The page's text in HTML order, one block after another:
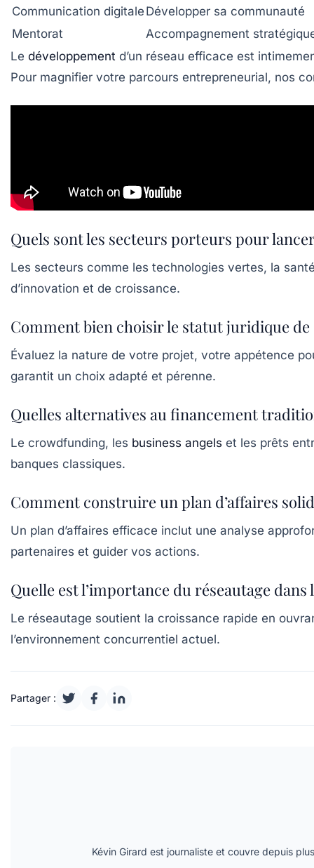
Communication digitale Développer sa communauté
Mentorat
Accompagnement
Le développement d’un réseau efficace est
Pour magnifier votre parcours entrepreneurial, nos
Quels sont les secteurs porteurs pour
Les secteurs comme les technologies vertes, la
d’innovation et de croissance.
Comment bien choisir le statut juridique de
Évaluez la nature de votre projet, votre appétence
garantit un choix adapté et pérenne.
Quelles alternatives au financement
Le crowdfunding, les business angels et les prêts
banques classiques.
Comment construire un plan d’affaires
Un plan d’affaires efficace inclut une analyse
partenaires et guider vos actions.
Quelle est l’importance du réseautage
Le réseautage soutient la croissance rapide en
l’environnement concurrentiel actuel.
Partager :
Kévin Girard est journaliste et couvre depuis